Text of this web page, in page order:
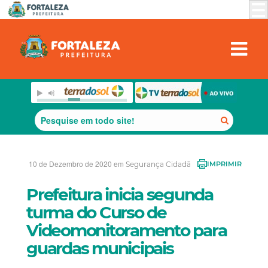
10 de Dezembro de 2020 em Segurança Cidadã IMPRIMIR
Prefeitura inicia segunda
turma do Curso de
Videomonitoramento para
guardas municipais